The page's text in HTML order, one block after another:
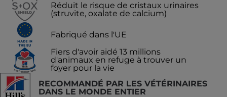
Réduit le risque de cristaux urinaires
(struvite, oxalate de calcium)
Fabriqué dans l'UE
Fiers d'avoir aidé 13 millions
d'animaux en refuge à trouver un
foyer pour la vie
RECOMMANDÉ PAR LES VÉTÉRINAIRES
DANS LE MONDE ENTIER